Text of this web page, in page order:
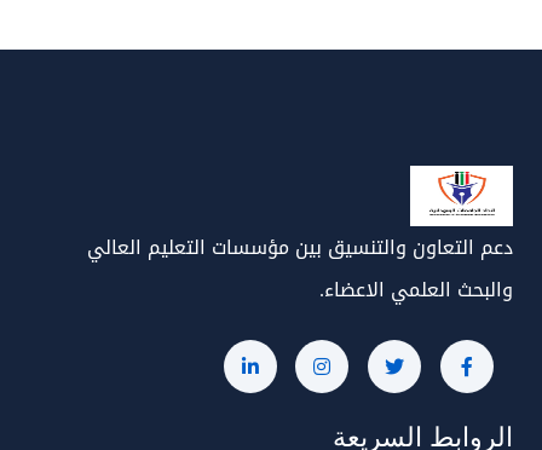
دعم التعاون والتنسيق بين مؤسسات التعليم العالي
والبحث العلمي الاعضاء.
الروابط السريعة